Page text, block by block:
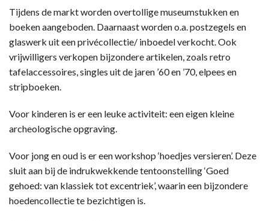
Tijdens de markt worden overtollige museumstukken en
boeken aangeboden. Daarnaast worden o.a. postzegels en
glaswerk uit een privécollectie/ inboedel verkocht. Ook
vrijwilligers verkopen bijzondere artikelen, zoals retro
tafelaccessoires, singles uit de jaren ’60 en ’70, elpees en
stripboeken.
Voor kinderen is er een leuke activiteit: een eigen kleine
archeologische opgraving.
Voor jong en oud is er een workshop ‘hoedjes versieren’. Deze
sluit aan bij de indrukwekkende tentoonstelling ‘Goed
gehoed: van klassiek tot excentriek’, waarin een bijzondere
hoedencollectie te bezichtigen is.